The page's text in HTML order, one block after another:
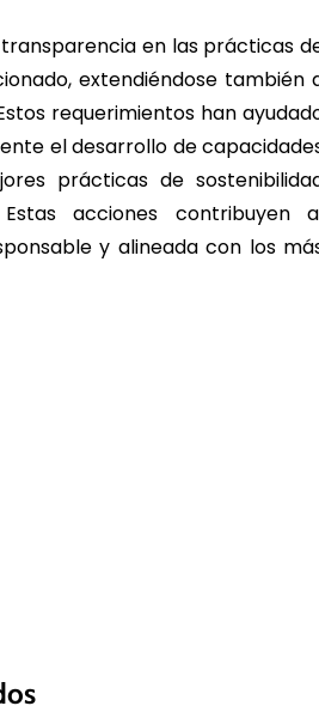
en las prácticas
extendiéndose también
requerimientos han
el desarrollo de
prácticas de
acciones contribuyen
y alineada con los